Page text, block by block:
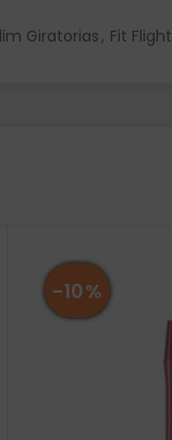
Giratorias, Fit Flight
-10%